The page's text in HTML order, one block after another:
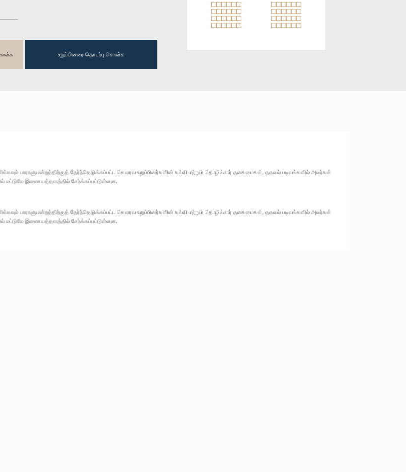
கொள்க உறுப்பினரை தொடர்பு கொள்க
பாராளுமன்றத்திற்குத் தேர்ந்தெடுக்கப்பட்ட கௌரவ உறுப்பினர்களின் கல்வி மற்றும் தொழில்சார் தகைமைகள், தகவல் படிவங்களில் அவர்கள்
மட்டுமே இணையத்தளத்தில் சேர்க்கப்பட்டுள்ளன.
பாராளுமன்றத்திற்குத் தேர்ந்தெடுக்கப்பட்ட கௌரவ உறுப்பினர்களின் கல்வி மற்றும் தொழில்சார் தகைமைகள், தகவல் படிவங்களில் அவர்கள்
மட்டுமே இணையத்தளத்தில் சேர்க்கப்பட்டுள்ளன.